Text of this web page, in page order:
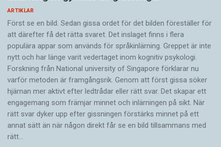
ARTIKLAR
Först se en bild. Sedan gissa ordet för det bilden föreställer för
att därefter få det rätta svaret. Det inslaget finns i flera
populära appar som används för språkinlärning. Greppet är inte
nytt och har länge varit vedertaget inom kognitiv psykologi.
Forskning från National university of Singa­pore förklarar nu
varför metoden är framgångsrik. Genom att först gissa ­söker
hjärnan mer aktivt ­efter ledtrådar eller rätt svar. Det skapar ett
engagemang som främjar minnet och inlärningen på sikt. När
rätt svar dyker upp efter gissningen förstärks minnet på ett
annat sätt än när någon direkt får se en bild tillsammans med
rätt…